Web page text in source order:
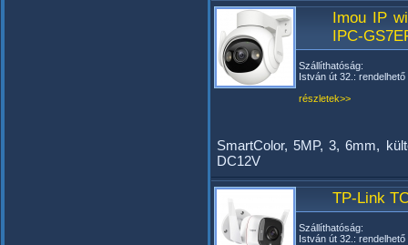
Imou IP
IPC-
Szállíthatóság:
István út 32.: rendelhető
részletek>>
SmartColor, 5MP, 3, 6mm,
DC12V
TP-Link
Szállíthatóság:
István út 32.: rendelhető